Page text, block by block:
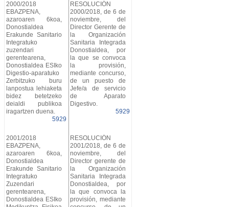
2000/2018
EBAZPENA,
azaroaren 6koa,
Donostialdea
Erakunde Sanitario
Integratuko
zuzendari
gerentearena,
Donostialdea ESIko
Digestio-aparatuko
Zerbitzuko buru
lanpostua lehiaketa
bidez betetzeko
deialdi publikoa
iragartzen duena.
5929
RESOLUCIÓN
2000/2018, de 6 de
noviembre, del
Director Gerente de
la Organización
Sanitaria Integrada
Donostialdea, por
la que se convoca
la provisión,
mediante concurso,
de un puesto de
Jefe/a de servicio
de Aparato
Digestivo.
5929
2001/2018
EBAZPENA,
azaroaren 6koa,
Donostialdea
Erakunde Sanitario
Integratuko
Zuzendari
gerentearena,
Donostialdea ESIko
RESOLUCIÓN
2001/2018, de 6 de
noviembre, del
Director gerente de
la Organización
Sanitaria Integrada
Donostialdea, por
la que convoca la
provisión, mediante